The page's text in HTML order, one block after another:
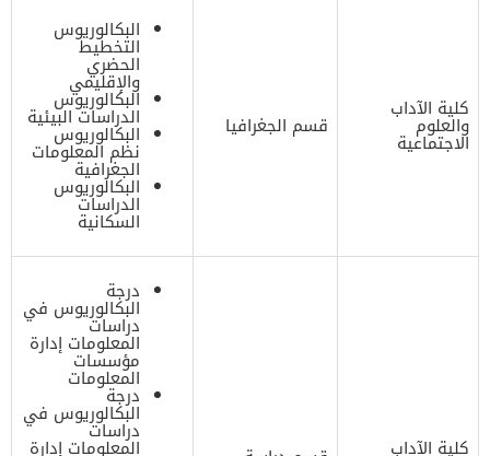
كلية الآداب
والعلوم
الاجتماعية
قسم الجغرافيا
البكالوريوس
التخطيط
الحضري
والإقليمي
البكالوريوس
الدراسات البيئية
البكالوريوس
نظم المعلومات
الجغرافية
البكالوريوس
الدراسات
السكانية
كلية الآداب
درجة
البكالوريوس في
دراسات
المعلومات إدارة
مؤسسات
المعلومات
درجة
البكالوريوس في
دراسات
المعلومات إدارة